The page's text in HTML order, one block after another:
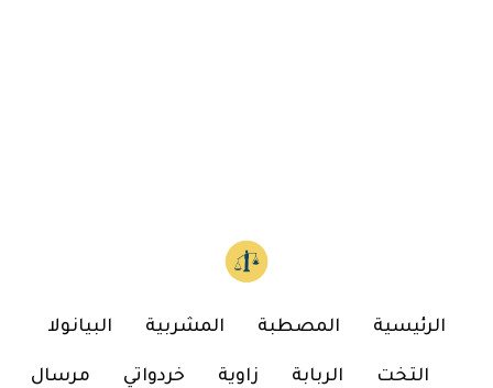
الرئيسية المصطبة المشربية البيانولا
التخت الربابة زاوية خردواتي مرسال